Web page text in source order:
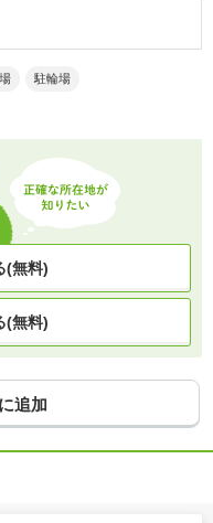
駐輪場
(無料)
(無料)